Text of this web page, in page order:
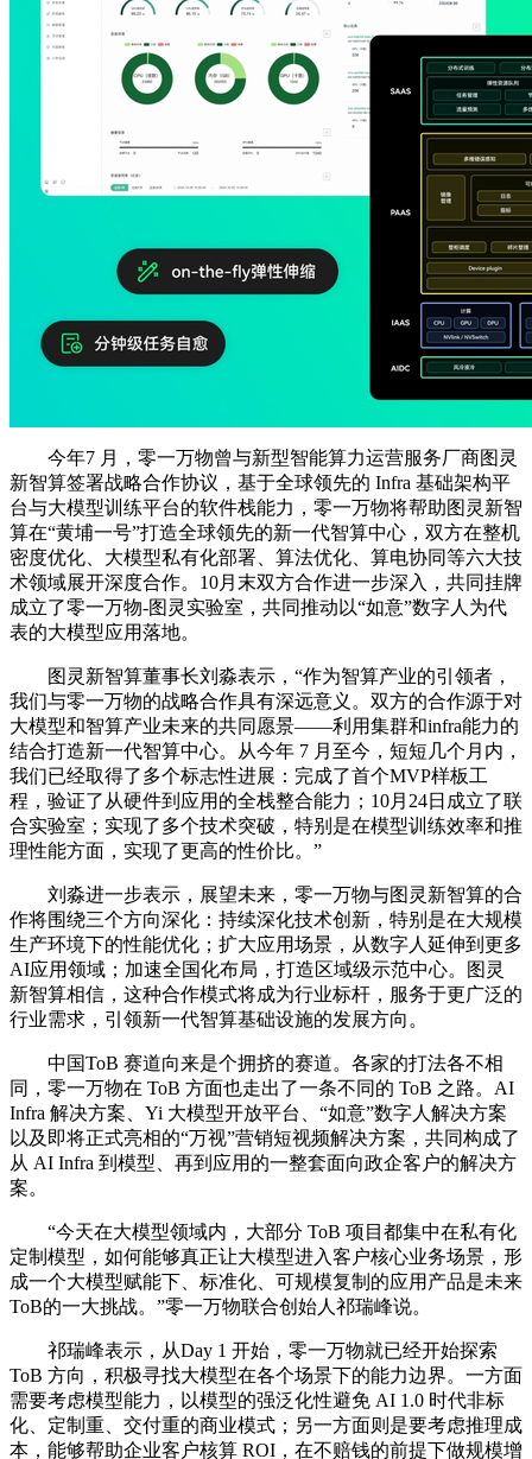
今年7 月，零一万物曾与新型智能算力运营服务厂商图灵
新智算签署战略合作协议，基于全球领先的 Infra 基础架构平
台与大模型训练平台的软件栈能力，零一万物将帮助图灵新智
算在“黄埔一号”打造全球领先的新一代智算中心，双方在整机
密度优化、大模型私有化部署、算法优化、算电协同等六大技
术领域展开深度合作。10月末双方合作进一步深入，共同挂牌
成立了零一万物-图灵实验室，共同推动以“如意”数字人为代
表的大模型应用落地。
图灵新智算董事长刘淼表示，“作为智算产业的引领者，
我们与零一万物的战略合作具有深远意义。双方的合作源于对
大模型和智算产业未来的共同愿景——利用集群和infra能力的
结合打造新一代智算中心。从今年 7 月至今，短短几个月内，
我们已经取得了多个标志性进展：完成了首个MVP样板工
程，验证了从硬件到应用的全栈整合能力；10月24日成立了联
合实验室；实现了多个技术突破，特别是在模型训练效率和推
理性能方面，实现了更高的性价比。”
刘淼进一步表示，展望未来，零一万物与图灵新智算的合
作将围绕三个方向深化：持续深化技术创新，特别是在大规模
生产环境下的性能优化；扩大应用场景，从数字人延伸到更多
AI应用领域；加速全国化布局，打造区域级示范中心。图灵
新智算相信，这种合作模式将成为行业标杆，服务于更广泛的
行业需求，引领新一代智算基础设施的发展方向。
中国ToB 赛道向来是个拥挤的赛道。各家的打法各不相
同，零一万物在 ToB 方面也走出了一条不同的 ToB 之路。AI
Infra 解决方案、Yi 大模型开放平台、“如意”数字人解决方案
以及即将正式亮相的“万视”营销短视频解决方案，共同构成了
从 AI Infra 到模型、再到应用的一整套面向政企客户的解决方
案。
“今天在大模型领域内，大部分 ToB 项目都集中在私有化
定制模型，如何能够真正让大模型进入客户核心业务场景，形
成一个大模型赋能下、标准化、可规模复制的应用产品是未来
ToB的一大挑战。”零一万物联合创始人祁瑞峰说。
祁瑞峰表示，从Day 1 开始，零一万物就已经开始探索
ToB 方向，积极寻找大模型在各个场景下的能力边界。一方面
需要考虑模型能力，以模型的强泛化性避免 AI 1.0 时代非标
化、定制重、交付重的商业模式；另一方面则是要考虑推理成
本，能够帮助企业客户核算 ROI，在不赔钱的前提下做规模增